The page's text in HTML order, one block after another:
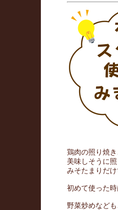
鶏肉の照り焼
美味しそうに
みそたまりだ
初めて使った
野菜炒めなど